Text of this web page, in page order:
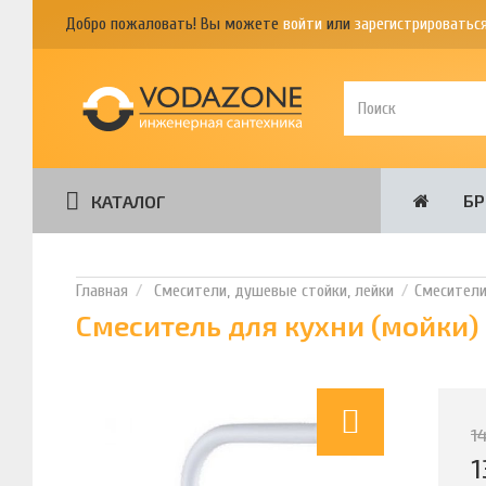
Добро пожаловать! Вы можете войти или
КАТАЛОГ
Смесители, душевые стойки, лейки
Смеситель для кухни